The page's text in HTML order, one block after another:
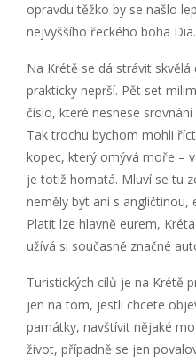
opravdu těžko by se našlo
nejvyššího řeckého boha Dia.
Na Krétě se dá strávit
prakticky neprší. Pět set
číslo, které nesnese
Tak trochu bychom mohli
kopec, který omývá moře –
je totiž hornatá. Mluví se tu
neměly být ani s angličtinou,
Platit lze hlavně eurem,
užívá si současně značné
Turistických cílů je na Krétě
jen na tom, jestli chcete
památky, navštívit nějaké
život, případně se jen